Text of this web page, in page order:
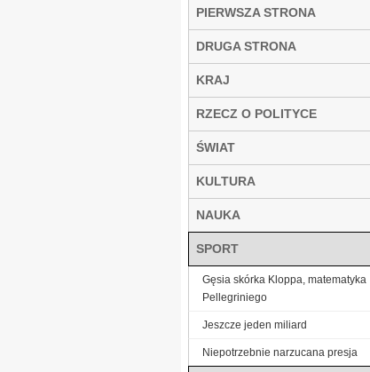
PIERWSZA STRONA
DRUGA STRONA
KRAJ
RZECZ O POLITYCE
ŚWIAT
KULTURA
NAUKA
SPORT
Gęsia skórka Kloppa, matematyka
Pellegriniego
Jeszcze jeden miliard
Niepotrzebnie narzucana presja